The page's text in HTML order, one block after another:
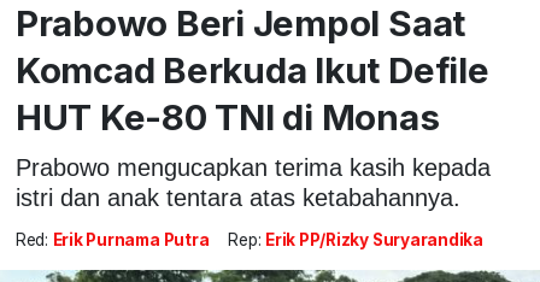
Prabowo Beri Jempol Saat
Komcad Berkuda Ikut Defile
HUT Ke-80 TNI di Monas
Prabowo mengucapkan terima kasih kepada
istri dan anak tentara atas ketabahannya.
Red: Erik Purnama Putra Rep: Erik PP/Rizky Suryarandika